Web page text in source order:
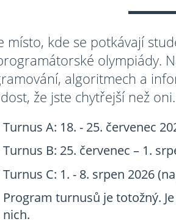
místo, kde se potkávají
olympiády.
algoritmech a
že jste chytřejší než oni.
Turnus A: 18. - 25. červenec
Turnus B: 25. červenec – 1.
Turnus C: 1. - 8. srpen 2026
Program turnusů je totožný.
nich.